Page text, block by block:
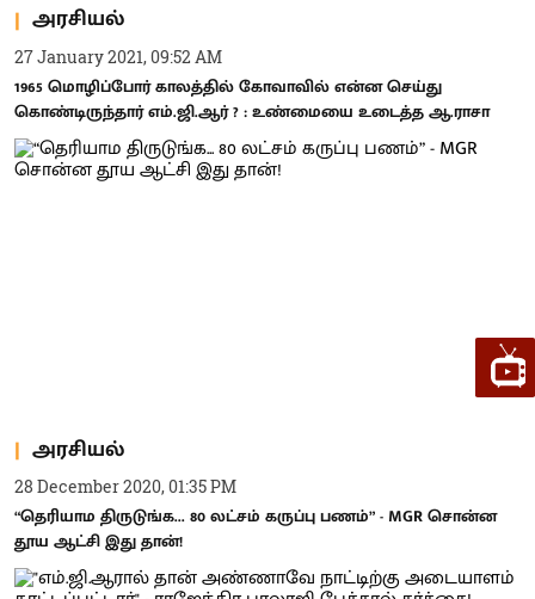
அரசியல்
27 January 2021, 09:52 AM
1965 மொழிப்போர் காலத்தில் கோவாவில் என்ன செய்து
கொண்டிருந்தார் எம்.ஜி.ஆர் ? : உண்மையை உடைத்த ஆ.ராசா
அரசியல்
28 December 2020, 01:35 PM
“தெரியாம திருடுங்க... 80 லட்சம் கருப்பு பணம்” - MGR சொன்ன
தூய ஆட்சி இது தான்!